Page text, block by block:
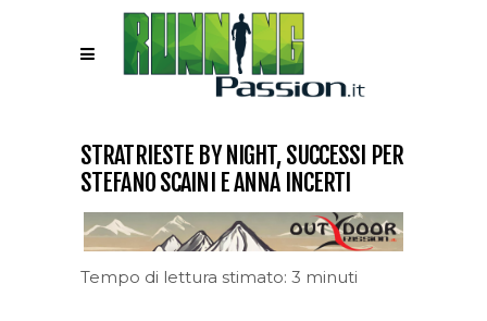
STRATRIESTE BY NIGHT, SUCCESSI PER
STEFANO SCAINI E ANNA INCERTI
Tempo di lettura stimato: 3 minuti